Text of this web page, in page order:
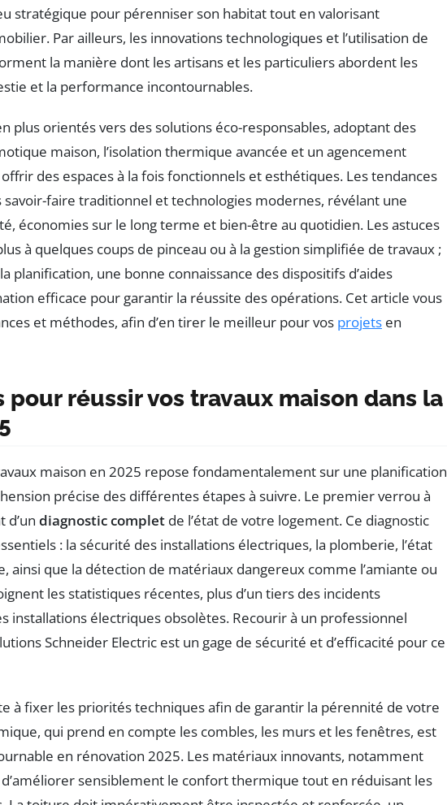
stratégique pour pérenniser son habitat tout en valorisant
Par ailleurs, les innovations technologiques et l’utilisation de
la manière dont les artisans et les particuliers abordent les
et la performance incontournables.
plus orientés vers des solutions éco-responsables, adoptant des
maison, l’isolation thermique avancée et un agencement
des espaces à la fois fonctionnels et esthétiques. Les tendances
savoir-faire traditionnel et technologies modernes, révélant une
économies sur le long terme et bien-être au quotidien. Les astuces
à quelques coups de pinceau ou à la gestion simplifiée de travaux ;
planification, une bonne connaissance des dispositifs d’aides
efficace pour garantir la réussite des opérations. Cet article vous
et méthodes, afin d’en tirer le meilleur pour vos projets en
pour réussir vos travaux maison dans la
maison en 2025 repose fondamentalement sur une planification
précise des différentes étapes à suivre. Le premier verrou à
d’un diagnostic complet de l’état de votre logement. Ce diagnostic
: la sécurité des installations électriques, la plomberie, l’état
ainsi que la détection de matériaux dangereux comme l’amiante ou
les statistiques récentes, plus d’un tiers des incidents
installations électriques obsolètes. Recourir à un professionnel
Schneider Electric est un gage de sécurité et d’efficacité pour ce
à fixer les priorités techniques afin de garantir la pérennité de votre
qui prend en compte les combles, les murs et les fenêtres, est
en rénovation 2025. Les matériaux innovants, notamment
sensiblement le confort thermique tout en réduisant les